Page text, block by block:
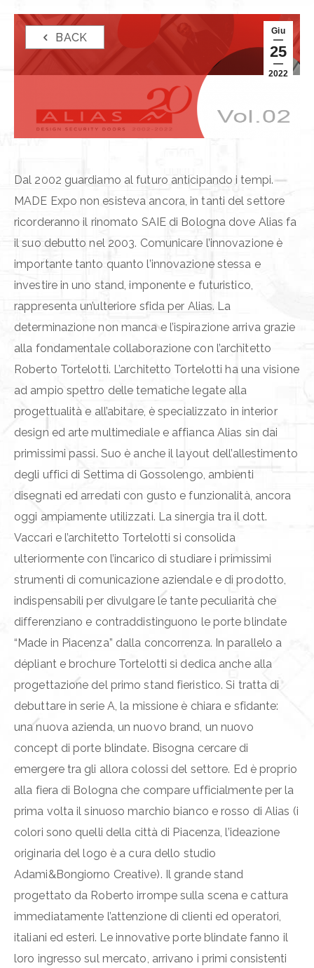
Giu
25
2022
BACK
Dal 2002 guardiamo al futuro anticipando i tempi.
MADE Expo non esisteva ancora, in tanti del settore
ricorderanno il rinomato SAIE di Bologna dove Alias fa
il suo debutto nel 2003. Comunicare l’innovazione è
importante tanto quanto l’innovazione stessa e
investire in uno stand, imponente e futuristico,
rappresenta un’ulteriore sfida per Alias. La
determinazione non manca e l’ispirazione arriva grazie
alla fondamentale collaborazione con l’architetto
Roberto Tortelotti. L’architetto Tortelotti ha una visione
ad ampio spettro delle tematiche legate alla
progettualità e all’abitare, è specializzato in interior
design ed arte multimediale e affianca Alias sin dai
primissimi passi. Suo è anche il layout dell’allestimento
degli uffici di Settima di Gossolengo, ambienti
disegnati ed arredati con gusto e funzionalità, ancora
oggi ampiamente utilizzati. La sinergia tra il dott.
Vaccari e l’architetto Tortelotti si consolida
ulteriormente con l’incarico di studiare i primissimi
strumenti di comunicazione aziendale e di prodotto,
indispensabili per divulgare le tante peculiarità che
differenziano e contraddistinguono le porte blindate
“Made in Piacenza” dalla concorrenza. In parallelo a
dépliant e brochure Tortelotti si dedica anche alla
progettazione del primo stand fieristico. Si tratta di
debuttare in serie A, la missione è chiara e sfidante:
una nuova azienda, un nuovo brand, un nuovo
concept di porte blindate. Bisogna cercare di
emergere tra gli allora colossi del settore. Ed è proprio
alla fiera di Bologna che compare ufficialmente per la
prima volta il sinuoso marchio bianco e rosso di Alias (i
colori sono quelli della città di Piacenza, l’ideazione
originaria del logo è a cura dello studio
Adami&Bongiorno Creative). Il grande stand
progettato da Roberto irrompe sulla scena e cattura
immediatamente l’attenzione di clienti ed operatori,
italiani ed esteri. Le innovative porte blindate fanno il
loro ingresso sul mercato, arrivano i primi consistenti